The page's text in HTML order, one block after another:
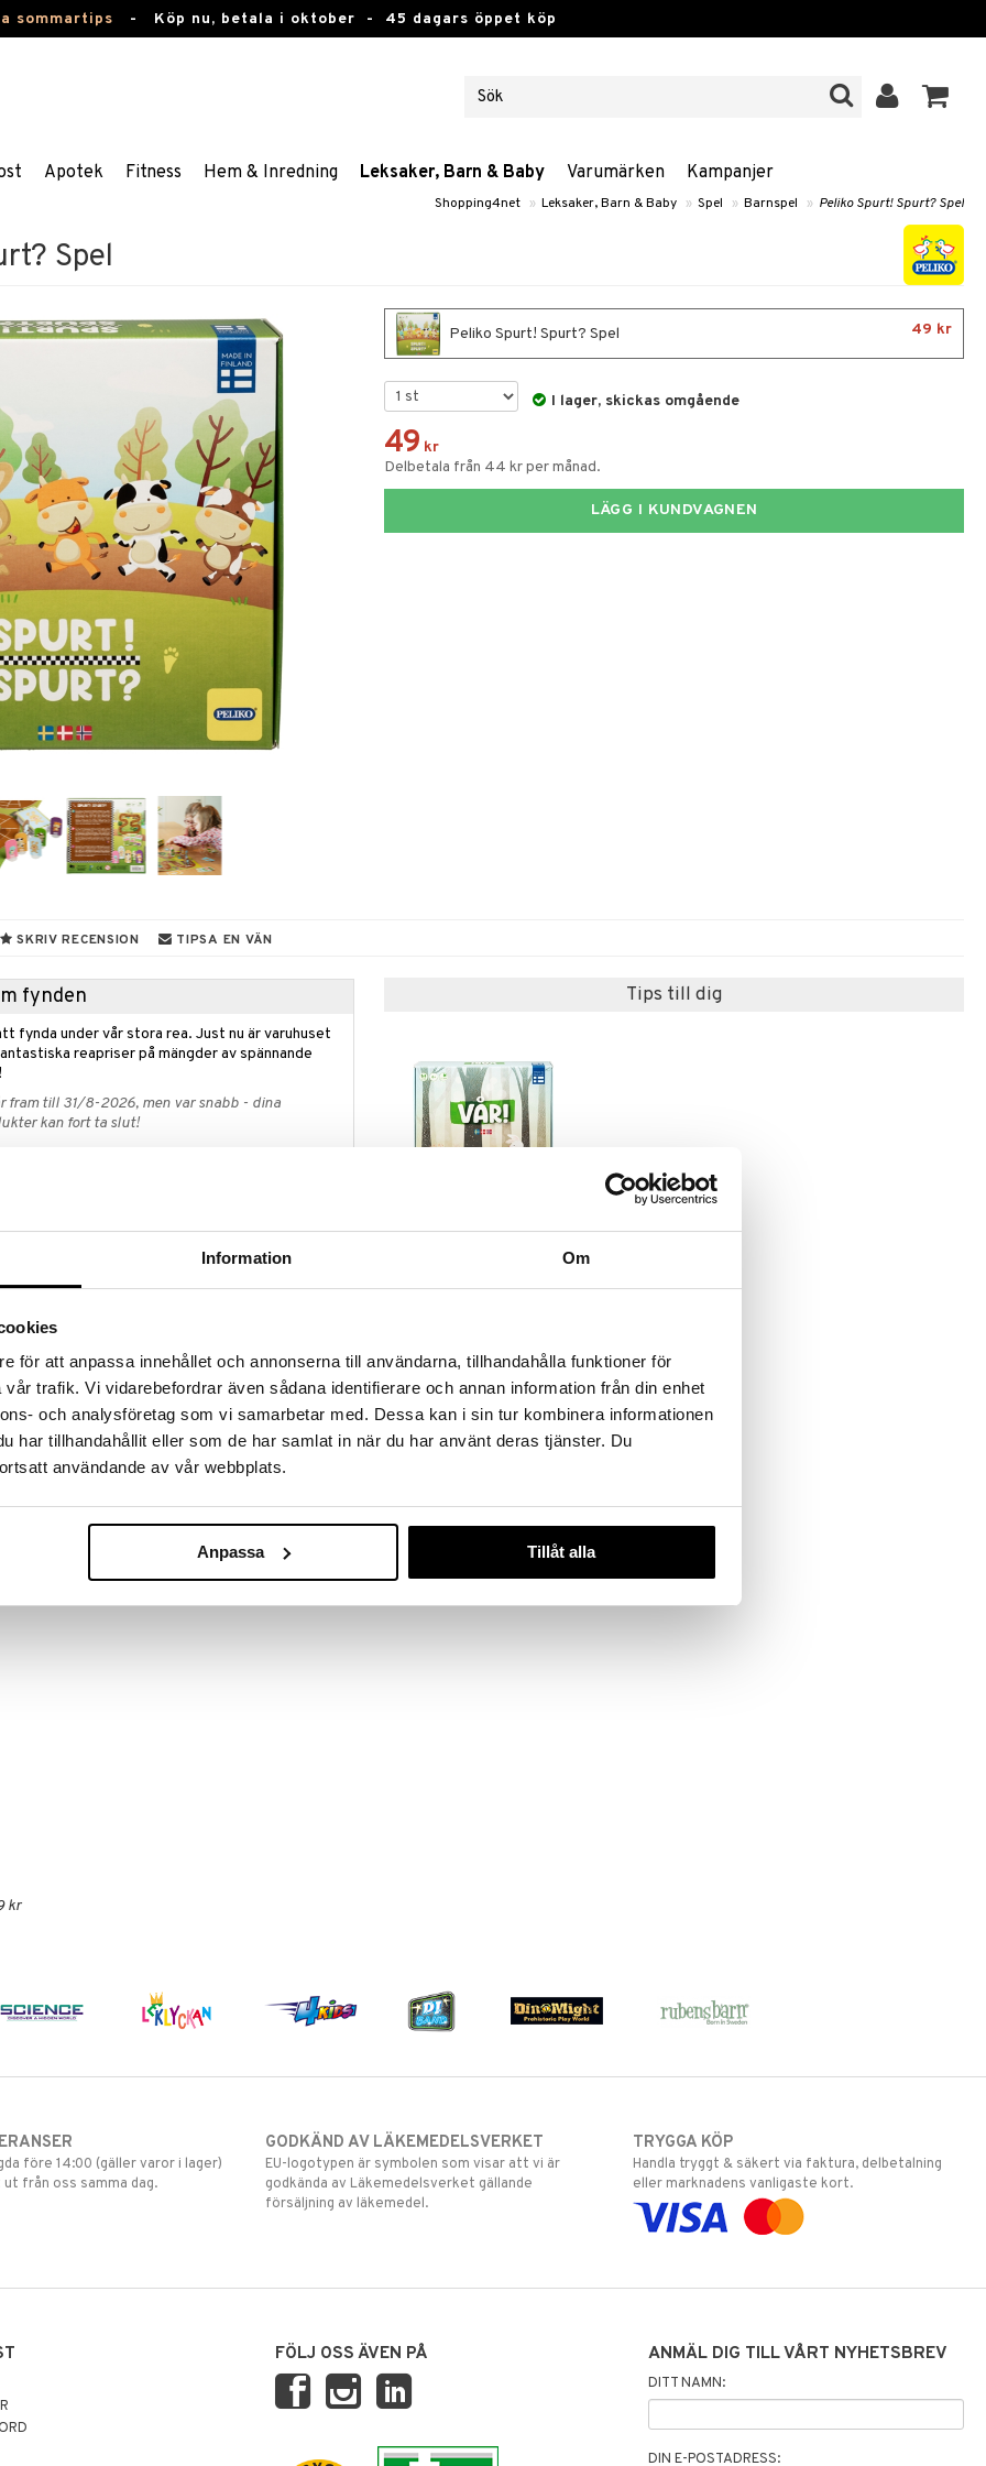
Information Om
för att anpassa innehållet och annonserna till användarna, tillhandahålla funktioner för
trafik. Vi vidarebefordrar även sådana identifierare och annan information från din enhet
och analysföretag som vi samarbetar med. Dessa kan i sin tur kombinera informationen
har tillhandahållit eller som de har samlat in när du har använt deras tjänster. Du
användande av vår webbplats.
Anpassa Tillåt alla
sommartips - Köp nu, betala i oktober - 45 dagars öppet köp
Apotek Fitness Hem & Inredning Leksaker, Barn & Baby Varumärken Kampanjer
Shopping4net » Leksaker, Barn & Baby » Spel » Barnspel » Peliko Spurt! Spurt? Spel
Spel
Peliko Spurt! Spurt? Spel 49 kr
I lager, skickas omgående
49 kr
Delbetala från 44 kr per månad.
LÄGG I KUNDVAGNEN
SKRIV RECENSION TIPSA EN VÄN
fynden
fynda under vår stora rea. Just nu är varuhuset
reapriser på mängder av spännande
fram till 31/8-2026, men var snabb - dina
kan fort ta slut!
medan dina favoritprodukter fortfarande finns
kaninen och kossorna!
där de försöker undvika varandra och
med hjälp av slumpmässigt valda kort, som visar
egna djurfigurer men alla spelare flyttar på alla
kr
Tips till dig
före 14:00 (gäller varor i lager)
från oss samma dag.
GODKÄND AV LÄKEMEDELSVERKET
EU-logotypen är symbolen som visar att vi är
godkända av Läkemedelsverket gällande
försäljning av läkemedel.
TRYGGA KÖP
Handla tryggt & säkert via faktura, delbetalning
eller marknadens vanligaste kort.
FÖLJ OSS ÄVEN PÅ ANMÄL DIG TILL VÅRT NYHETSBREV
DITT NAMN:
DIN E-POSTADRESS: